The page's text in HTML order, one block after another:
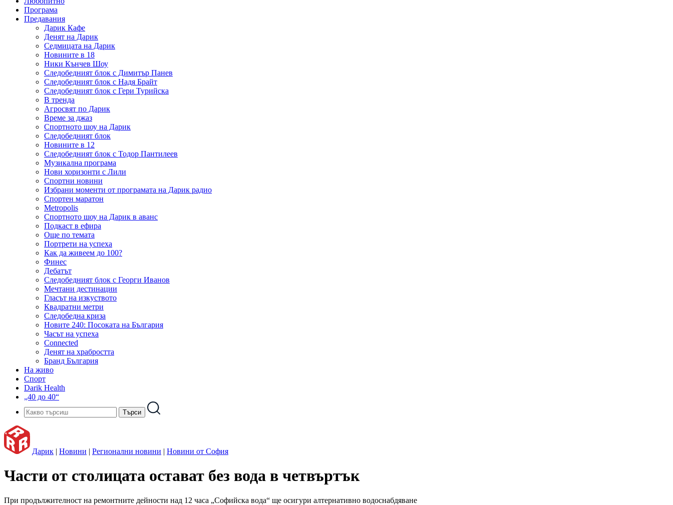
Програма
Предавания
Дарик Кафе
Денят на Дарик
Седмицата на Дарик
Новините в 18
Ники Кънчев Шоу
Следобедният блок с Димитър Панев
Следобедният блок с Надя Брайт
Следобедният блок с Гери Турийска
В тренда
Агросвят по Дарик
Време за джаз
Спортното шоу на Дарик
Следобедният блок
Новините в 12
Следобедният блок с Тодор Пантилеев
Музикална програма
Нови хоризонти с Лили
Спортни новини
Избрани моменти от програмата на Дарик радио
Спортен маратон
Metropolis
Спортното шоу на Дарик в аванс
Подкаст в ефира
Още по темата
Портрети на успеха
Как да живеем до 100?
Финес
Дебатът
Следобедният блок с Георги Иванов
Мечтани дестинации
Гласът на изкуството
Квадратни метри
Следобедна криза
Новите 240: Посоката на България
Часът на успеха
Connected
Денят на храбростта
Бранд България
На живо
Спорт
Darik Health
„40 до 40“
Дарик | Новини | Регионални новини | Новини от София
Части от столицата остават без вода в четвъртък
При продължителност на ремонтните дейности над 12 часа „Софийска вода“ ще осигури алтернативно водоснабдяване